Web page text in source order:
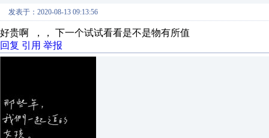
发表于：2020-08-13 09:13:56
好贵啊 ，， 下一个试试看看是不是物有所值
回复 引用 举报